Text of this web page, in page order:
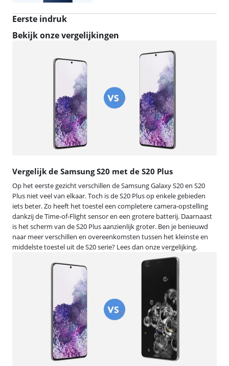
Eerste indruk
Bekijk onze vergelijkingen
Vergelijk de Samsung S20 met de S20 Plus
Op het eerste gezicht verschillen de Samsung Galaxy S20 en S20
Plus niet veel van elkaar. Toch is de S20 Plus op enkele gebieden
iets beter. Zo heeft het toestel een completere camera-opstelling
dankzij de Time-of-Flight sensor en een grotere batterij. Daarnaast
is het scherm van de S20 Plus aanzienlijk groter. Ben je benieuwd
naar meer verschillen en overeenkomsten tussen het kleinste en
middelste toestel uit de S20 serie? Lees dan onze vergelijking.